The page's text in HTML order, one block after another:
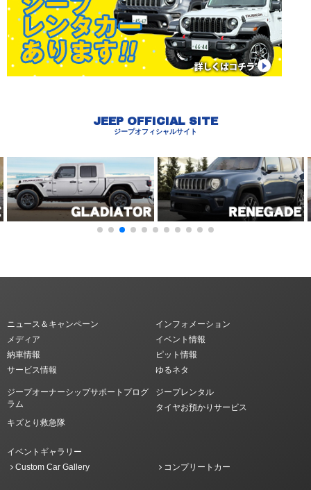
JEEP OFFICIAL SITE
ジープオフィシャルサイト
ニュース＆キャンペーン
インフォメーション
メディア
イベント情報
納車情報
ピット情報
サービス情報
ゆるネタ
ジープオーナーシップサポートプログ
ラム
ジープレンタル
タイヤお預かりサービス
キズとり救急隊
イベントギャラリー
Custom Car Gallery
コンプリートカー